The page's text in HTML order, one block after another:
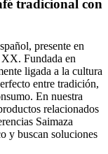
tradicional con
presente en
Fundada en
ligada a la cultura
entre tradición,
En nuestra
relacionados
Saimaza
y buscan soluciones